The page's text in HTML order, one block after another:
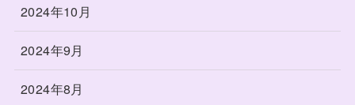
2024年10月
2024年9月
2024年8月